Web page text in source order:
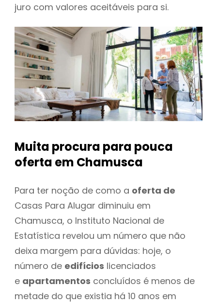
juro com valores aceitáveis para si.
Muita procura para pouca
oferta em Chamusca
Para ter noção de como a oferta de
Casas Para Alugar diminuiu em
Chamusca, o Instituto Nacional de
Estatística revelou um número que não
deixa margem para dúvidas: hoje, o
número de edifícios licenciados
e apartamentos concluídos é menos de
metade do que existia há 10 anos em